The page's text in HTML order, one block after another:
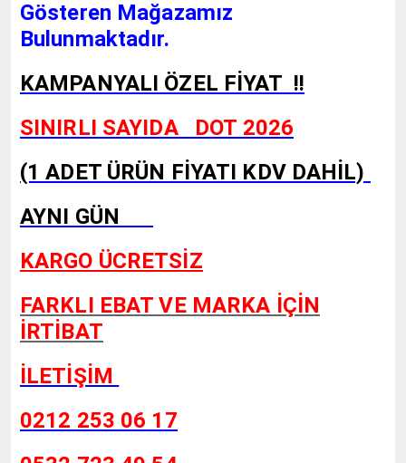
Gösteren Mağazamız
Bulunmaktadır.
KAMPANYALI ÖZEL FİYAT !!
SINIRLI SAYIDA DOT 2026
(1 ADET ÜRÜN FİYATI KDV DAHİL)
AYNI GÜN
KARGO ÜCRETSİZ
FARKLI EBAT VE MARKA İÇİN
İRTİBAT
İLETİŞİM
0212 253 06 17